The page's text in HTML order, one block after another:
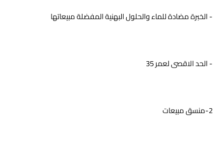
- الخبرة مضادة للماء والحلول البهنية المفضلة مبيعاتها
- الحد الاقصى لعمر 35
2-منسق مبيعات